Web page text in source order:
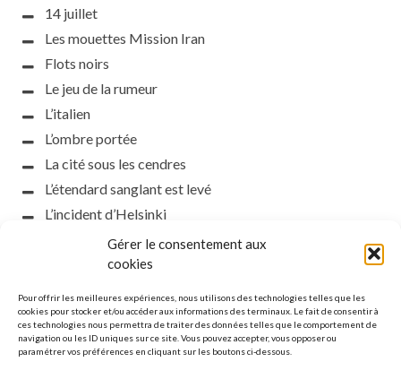
Gérer le consentement aux
cookies
Pour offrir les meilleures expériences, nous utilisons des technologies telles que les
cookies pour stocker et/ou accéder aux informations des terminaux. Le fait de consentir à
ces technologies nous permettra de traiter des données telles que le comportement de
navigation ou les ID uniques sur ce site. Vous pouvez accepter, vous opposer ou
paramétrer vos préférences en cliquant sur les boutons ci-dessous.
14 juillet
Les mouettes Mission Iran
Flots noirs
Le jeu de la rumeur
L’italien
L’ombre portée
La cité sous les cendres
L’étendard sanglant est levé
L’incident d’Helsinki
la petite fasciste
Toutes les nuances de la nuit
Que s’obscurcissent le soleil et la lumière
Le silence